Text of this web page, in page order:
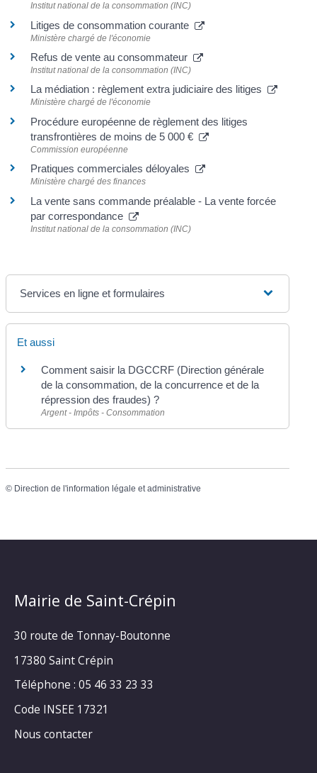
Institut national de la consommation (INC)
Litiges de consommation courante
Ministère chargé de l'économie
Refus de vente au consommateur
Institut national de la consommation (INC)
La médiation : règlement extra judiciaire des litiges
Ministère chargé de l'économie
Procédure européenne de règlement des litiges
transfrontières de moins de 5 000 €
Commission européenne
Pratiques commerciales déloyales
Ministère chargé des finances
La vente sans commande préalable - La vente forcée
par correspondance
Institut national de la consommation (INC)
Services en ligne et formulaires
Et aussi
Comment saisir la DGCCRF (Direction générale
de la consommation, de la concurrence et de la
répression des fraudes) ?
Argent - Impôts - Consommation
© Direction de l'information légale et administrative
Mairie de Saint-Crépin
30 route de Tonnay-Boutonne
17380 Saint Crépin
Téléphone : 05 46 33 23 33
Code INSEE 17321
Nous contacter